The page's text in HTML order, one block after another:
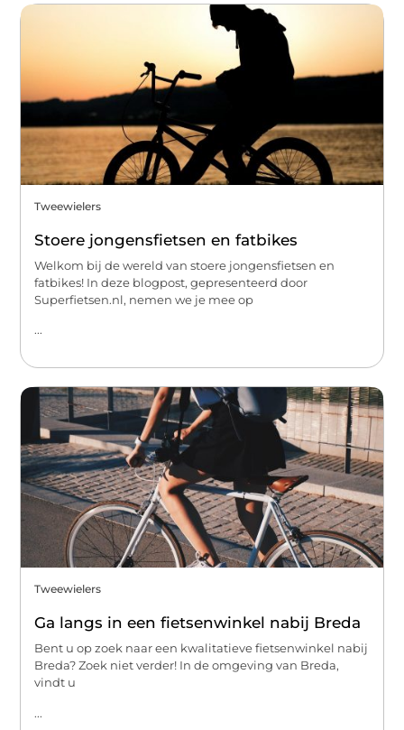
Tweewielers
Stoere jongensfietsen en fatbikes
Welkom bij de wereld van stoere jongensfietsen en
fatbikes! In deze blogpost, gepresenteerd door
Superfietsen.nl, nemen we je mee op
...
Tweewielers
Ga langs in een fietsenwinkel nabij Breda
Bent u op zoek naar een kwalitatieve fietsenwinkel nabij
Breda? Zoek niet verder! In de omgeving van Breda,
vindt u
...